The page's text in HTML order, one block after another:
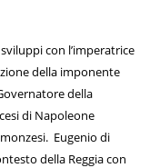
con l’imperatrice
della imponente
della
di Napoleone
Eugenio di
della Reggia con